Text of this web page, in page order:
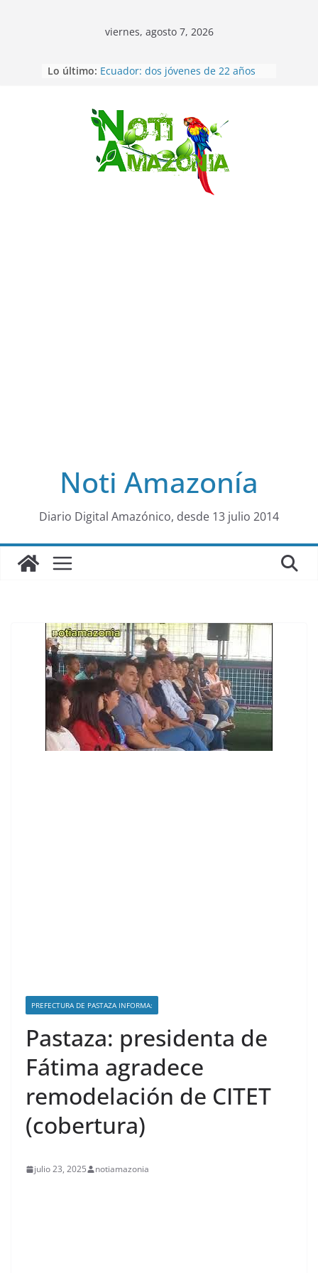
Saltar
al
viernes, agosto 7, 2026
Lo último: Ecuador: dos jóvenes de 22 años
Sentencian a 34 años de prisión a
implicados en caso de Alison,
oriunda de Tena
Vozinha, el arquero sensación de
cabo Verde, ya llegó para
incorporarse a Colo Colo de Chile
Pastaza: la parroquia Diez de
Noti Amazonía
Diario Digital Amazónico, desde 13 julio 2014
PREFECTURA DE PASTAZA INFORMA:
Pastaza: presidenta de
Fátima agradece
remodelación de CITET
(cobertura)
julio 23, 2025 notiamazonia